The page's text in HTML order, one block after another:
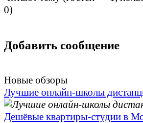
0)
Добавить сообщение
Новые обзоры
Лучшие онлайн-школы
Дешёвые квартиры-студии в